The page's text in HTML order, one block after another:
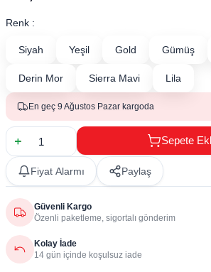
Renk :
Siyah Yeşil Gold Gümüş
Derin Mor Sierra Mavi Lila
En geç 9 Ağustos Pazar kargoda
Sepete
Fiyat Alarmı Paylaş
Güvenli Kargo
Özenli paketleme, sigortalı gönderim
Kolay İade
14 gün içinde koşulsuz iade